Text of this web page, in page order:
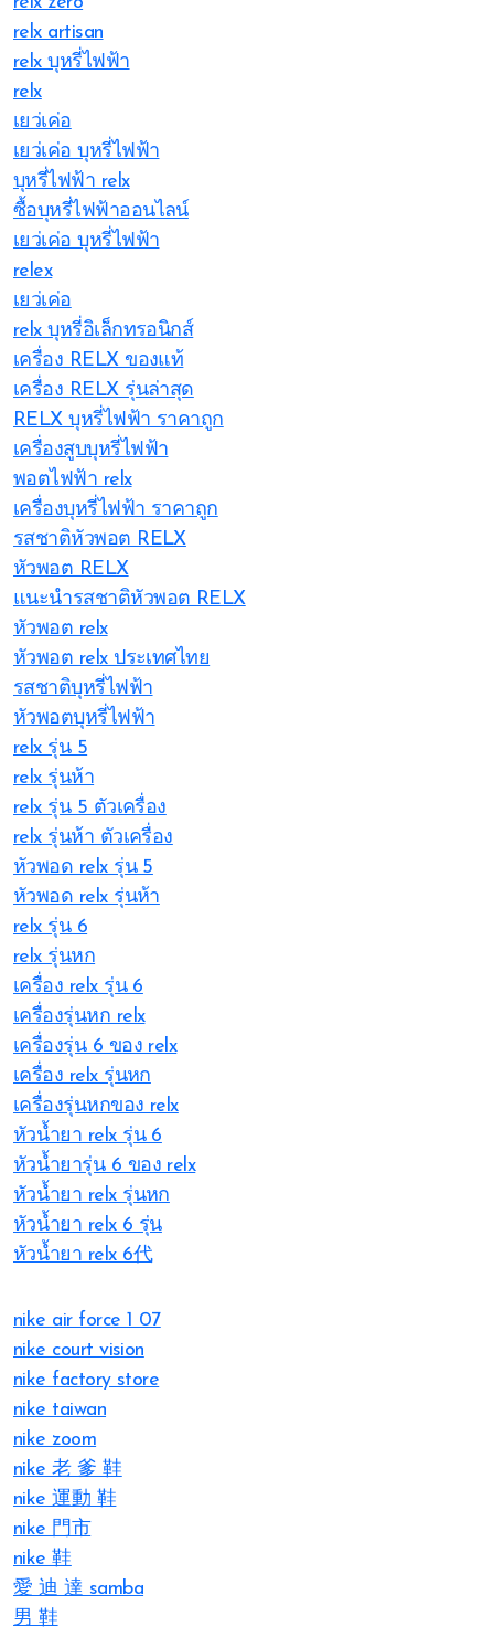
relx artisan
relx บุหรี่ไฟฟ้า
relx
เยว่เค่อ
เยว่เค่อ บุหรี่ไฟฟ้า
บุหรี่ไฟฟ้า relx
ซื้อบุหรี่ไฟฟ้าออนไลน์
เยว่เค่อ บุหรี่ไฟฟ้า
relex
เยว่เค่อ
relx บุหรี่อิเล็กทรอนิกส์
เครื่อง RELX ของแท้
เครื่อง RELX รุ่นล่าสุด
RELX บุหรี่ไฟฟ้า ราคาถูก
เครื่องสูบบุหรี่ไฟฟ้า
พอตไฟฟ้า relx
เครื่องบุหรี่ไฟฟ้า ราคาถูก
รสชาติหัวพอต RELX
หัวพอต RELX
แนะนำรสชาติหัวพอต RELX
หัวพอต relx
หัวพอต relx ประเทศไทย
รสชาติบุหรี่ไฟฟ้า
หัวพอตบุหรี่ไฟฟ้า
relx รุ่น 5
relx รุ่นห้า
relx รุ่น 5 ตัวเครื่อง
relx รุ่นห้า ตัวเครื่อง
หัวพอด relx รุ่น 5
หัวพอด relx รุ่นห้า
relx รุ่น 6
relx รุ่นหก
เครื่อง relx รุ่น 6
เครื่องรุ่นหก relx
เครื่องรุ่น 6 ของ relx
เครื่อง relx รุ่นหก
เครื่องรุ่นหกของ relx
หัวน้ำยา relx รุ่น 6
หัวน้ำยารุ่น 6 ของ relx
หัวน้ำยา relx รุ่นหก
หัวน้ำยา relx 6 รุ่น
หัวน้ำยา relx 6代
nike air force 1 07
nike court vision
nike factory store
nike taiwan
nike zoom
nike 老 爹 鞋
nike 運動 鞋
nike 門市
nike 鞋
愛 迪 達 samba
男 鞋